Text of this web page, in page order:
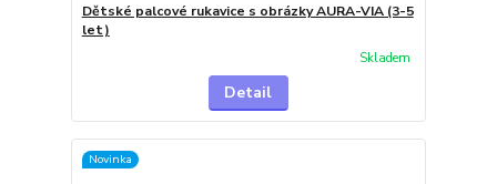
Dětské palcové rukavice s obrázky AURA-VIA (3-5
let)
Skladem
Detail
Novinka